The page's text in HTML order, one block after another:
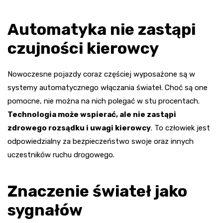
Automatyka nie zastąpi
czujności kierowcy
Nowoczesne pojazdy coraz częściej wyposażone są w
systemy automatycznego włączania świateł. Choć są one
pomocne, nie można na nich polegać w stu procentach.
Technologia może wspierać, ale nie zastąpi
zdrowego rozsądku i uwagi kierowcy. To człowiek jest
odpowiedzialny za bezpieczeństwo swoje oraz innych
uczestników ruchu drogowego.
Znaczenie świateł jako
sygnałów